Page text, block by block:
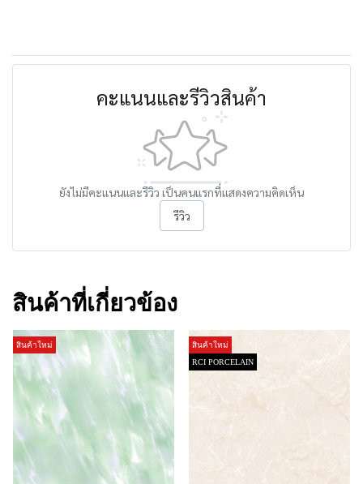
คะแนนและรีวิวสินค้า
ยังไม่มีคะแนนและรีวิว เป็นคนแรกที่แสดงความคิดเห็น
รีวิว
สินค้าที่เกี่ยวข้อง
สินค้าใหม่
สินค้าใหม่
RCI PORCELAIN